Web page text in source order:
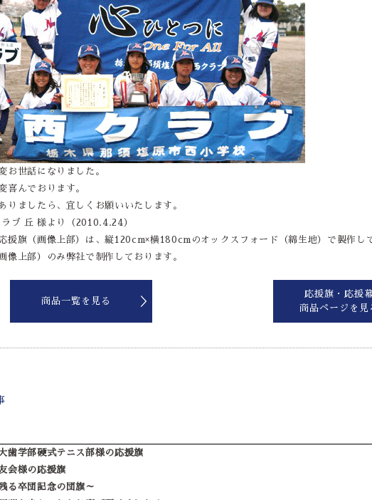
お世話になりました。
喜んでおります。
りましたら、宜しくお願いいたします。
ブ 丘 様より（2010.4.24）
援旗（画像上部）は、縦120cm×横180cmのオックスフォード（綿生地）で製作し
像上部）のみ弊社で制作しております。
商品一覧を見る
応援旗・応援
商品ページを見
歯学部硬式テニス部様の応援旗
会様の応援旗
る卒団記念の団旗～